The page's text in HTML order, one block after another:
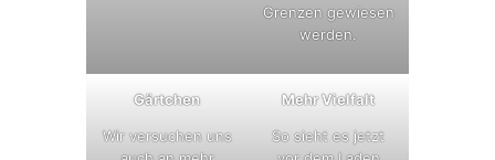
Grenzen gewiesen
werden.
Gärtchen
Wir versuchen uns
Mehr Vielfalt
So sieht es jetzt